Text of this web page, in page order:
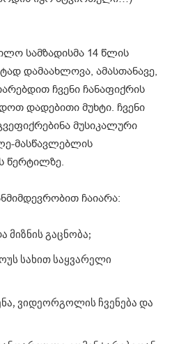
სამზადისმა 14 წლის
დამაახლოვა, ამასთანავე,
ჩვენი ჩანაფიქრის
დადებითი მუხტი. ჩვენი
მუსიკალური
მასწავლებლის
წერტილზე.
ჩაიარა:
მიზნის გაცნობა;
სახით საყვარელი
ვიდეორგოლის ჩვენება და